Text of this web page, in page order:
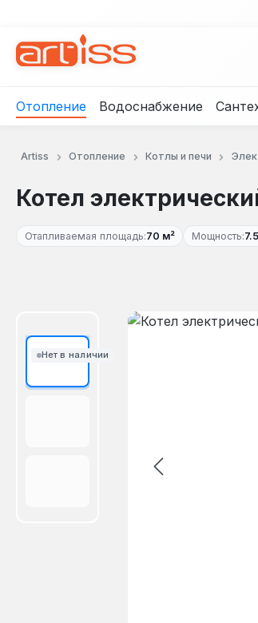
Отопление Водоснабжение
Artiss Отопление Котлы и печи
Котел
Отапливаемая площадь:70 м² Мощность:
Нет в наличии
Пропустить галерею изображений